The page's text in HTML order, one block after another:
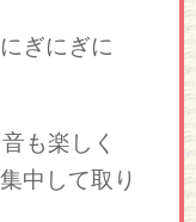
ぎにぎに
も楽しく
中して取り